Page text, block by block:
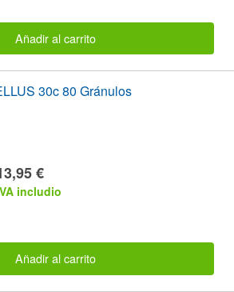
Añadir al carrito
30c 80 Gránulos
€
includio
Añadir al carrito